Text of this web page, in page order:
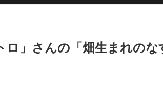
」さんの「畑生まれの